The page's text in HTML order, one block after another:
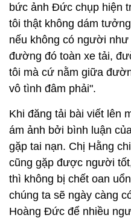
bức ảnh Đức chụp hiện
tôi thật không dám
nếu không có người
đường đó toàn xe tải,
tôi mà cứ nằm giữa
vô tình đâm phải".
Khi đăng tải bài viết lên
ám ảnh bởi bình luận
gặp tai nạn. Chị Hằng
cũng gặp được người
thì không bị chết oan
chúng ta sẽ ngày càng
Hoàng Đức để nhiều